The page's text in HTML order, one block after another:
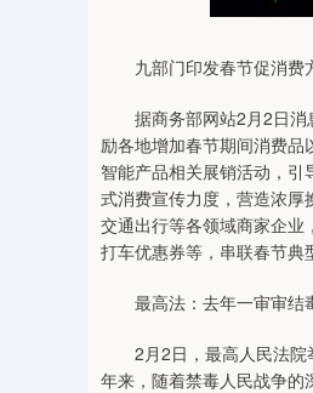
九部门印发春节促消费
据商务部网站2月2日消
励各地增加春节期间消费
智能产品相关展销活动，
式消费宣传力度，营造浓厚
交通出行等各领域商家企业
打车优惠券等，串联春节典
最高法：去年一审审结
2月2日，最高人民法院举
年来，随着禁毒人民战争的